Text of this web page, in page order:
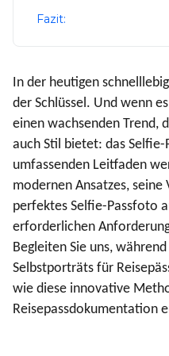
Fazit:
In der heutigen
der Schlüssel. Und wenn
einen wachsenden Trend,
auch Stil bietet: das
umfassenden Leitfaden
modernen Ansatzes,
perfektes Selfie-Passfoto
erforderlichen
Begleiten Sie uns,
Selbstporträts für
wie diese innovative
Reisepassdokumentation